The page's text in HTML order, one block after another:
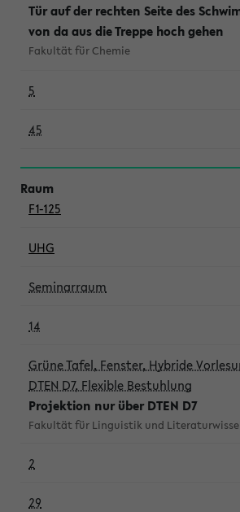
Tür auf der rechten Seite des
von da aus die Treppe hoch gehen
Fakultät für Chemie
5
45
F1-125
UHG
Seminarraum
14
Grüne Tafel, Fenster, Hybride
DTEN D7, Flexible Bestuhlung
Projektion nur über DTEN D7
Fakultät für Linguistik und
2
29